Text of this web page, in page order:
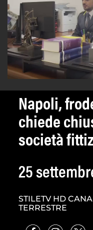
Napoli,
chiede
società
25
STILETV HD
TERRESTRE